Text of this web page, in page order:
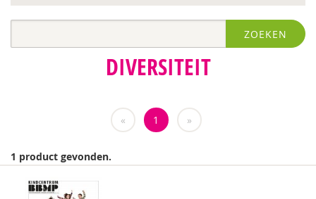
Astrid de Bruin
Dorian de Haan
Froukje Hoobroeckx
Jeroen Hoogerwerf
ZOEKEN
DIVERSITEIT
« 1 »
1 product gevonden.